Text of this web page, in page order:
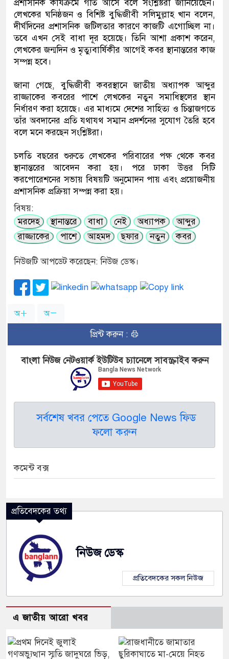
প্রশাসনিক কার্যক্রমে গতি আসে বলে সংশ্লিষ্টরা জানিয়েছেন।
লেখকের ঘনিষ্ঠজন ও বিশিষ্ট বুদ্ধিজীবী সলিমুল্লাহ খান বলেন,
দীর্ঘদিনের প্রশাসনিক জটিলতার কারণে কাজটি এগোচ্ছিল না।
তবে এখন সেই বাধা দূর হয়েছে। তিনি আশা প্রকাশ করেন,
লেখকের জন্মদিন ও মৃত্যুবার্ষিকীর আগেই কবর স্থানান্তরের কাজ
সম্পন্ন হবে।
জানা গেছে, বুদ্ধিজীবী কবরস্থানে জাতীয় অধ্যাপক আব্দুর
রাজ্জাকের কবরের পাশে লেখকের নতুন সমাধিস্থলের স্থান
নির্ধারণ করা হয়েছে। এর মাধ্যমে দেশের সাহিত্য ও চিন্তাজগতে
তাঁর অবদানের প্রতি যথাযথ সম্মান প্রদর্শনের সুযোগ তৈরি হবে
বলে মনে করছেন সংশ্লিষ্টরা।
চলতি বছরের শুরুতে লেখকের পরিবারের পক্ষ থেকে কবর
স্থানান্তরের আবেদন করা হয়। পরে ঢাকা উত্তর সিটি
করপোরেশনের সভায় বিষয়টি অনুমোদন পায় এবং প্রয়োজনীয়
প্রশাসনিক প্রক্রিয়া সম্পন্ন করা হয়।
বিষয়:
মরদেহ
স্থানান্তরে বাধা নেই অধ্যাপক
আব্দুর
রাজ্জাকের
পাশে আহমদ ছফার নতুন কবর
নিউজটি আপডেট করেছেন: নিউজ ডেস্ক।
অ অ
প্রিন্ট করুন :
বাংলা নিউজ নেটওয়ার্ক ইউটিউব চ্যানেলে সাবস্ক্রাইব করুন
সর্বশেষ খবর পেতে Google News ফিড
ফলো করুন
কমেন্ট বক্স
প্রতিবেদকের তথ্য
নিউজ ডেস্ক
প্রতিবেদকের সকল নিউজ
এ জাতীয় আরো খবর